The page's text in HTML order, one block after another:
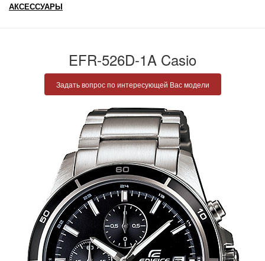
АКСЕССУАРЫ
EFR-526D-1A Casio
Задать вопрос по интересующей Вас модели